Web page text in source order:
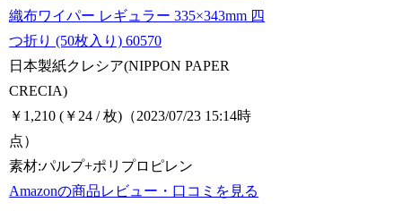
織布ワイパー レギュラー 335×343mm 四
つ折り (50枚入り) 60570
日本製紙クレシア(NIPPON PAPER
CRECIA)
￥1,210 (￥24 / 枚) （2023/07/23 15:14時
点）
素材:パルプ+ポリプロピレン
Amazonの商品レビュー・口コミを見る